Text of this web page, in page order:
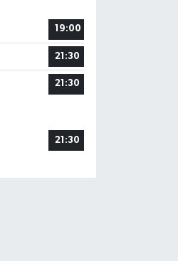
19:00
21:30
21:30
21:30